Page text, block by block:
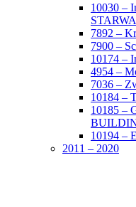
10030 –
7892 –
7900 –
10174 –
4954 –
7036 –
10184 –
10185 –
10194 –
2011 – 2020